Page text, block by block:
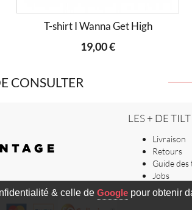
& celle de Googlepour obtenir
T-shirt I Wanna Get High
19,00 €
CONSULTER
LES + DE
Livraison
Retours
Guide des
Jobs